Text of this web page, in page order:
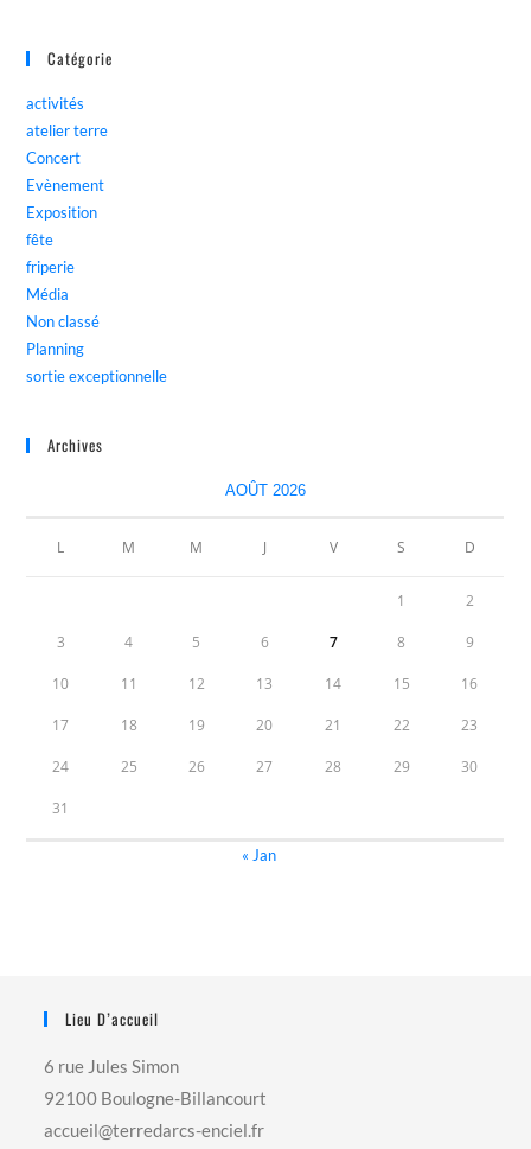
Catégorie
activités
atelier terre
Concert
Evènement
Exposition
fête
friperie
Média
Non classé
Planning
sortie exceptionnelle
Archives
AOÛT 2026
L M M J V S D
1 2
3 4 5 6 7 8 9
10 11 12 13 14 15 16
17 18 19 20 21 22 23
24 25 26 27 28 29 30
31
« Jan
Lieu D’accueil
6 rue Jules Simon
92100 Boulogne-Billancourt
accueil@terredarcs-enciel.fr